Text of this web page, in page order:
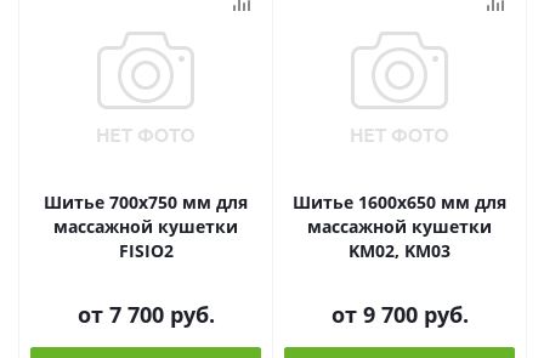
Шитье 700х750 мм для
массажной кушетки
FISIO2
от 7 700 руб.
Шитье 1600х650 мм для
массажной кушетки
KM02, KM03
от 9 700 руб.